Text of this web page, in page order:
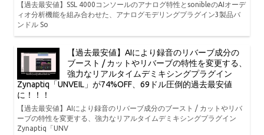
【過去最安値】SSL 4000コンソールのアナログ特性とsonibleのAIオーデ
ィオ分析機能を組み合わせた、アナログモデリングプラグイン3製品バ
ンドル So
【過去最安値】AIにより録音のリバーブ成分の
ブースト / カットやリバーブの特性を変更する、
強力なリアルタイムデミキシングプラグイン
Zynaptiq「UNVEIL」が74%OFF、69ドル圧倒的過去最安値
に！！！
【過去最安値】AIにより録音のリバーブ成分のブースト / カットやリバ
ーブの特性を変更する、強力なリアルタイムデミキシングプラグイン
Zynaptiq「UNV